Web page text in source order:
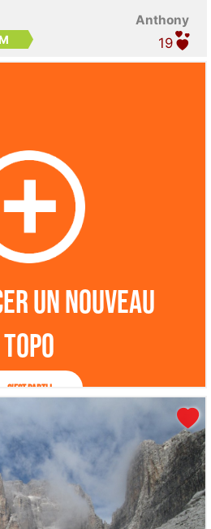
Anthony
19
un nouveau
topo
C'est parti !